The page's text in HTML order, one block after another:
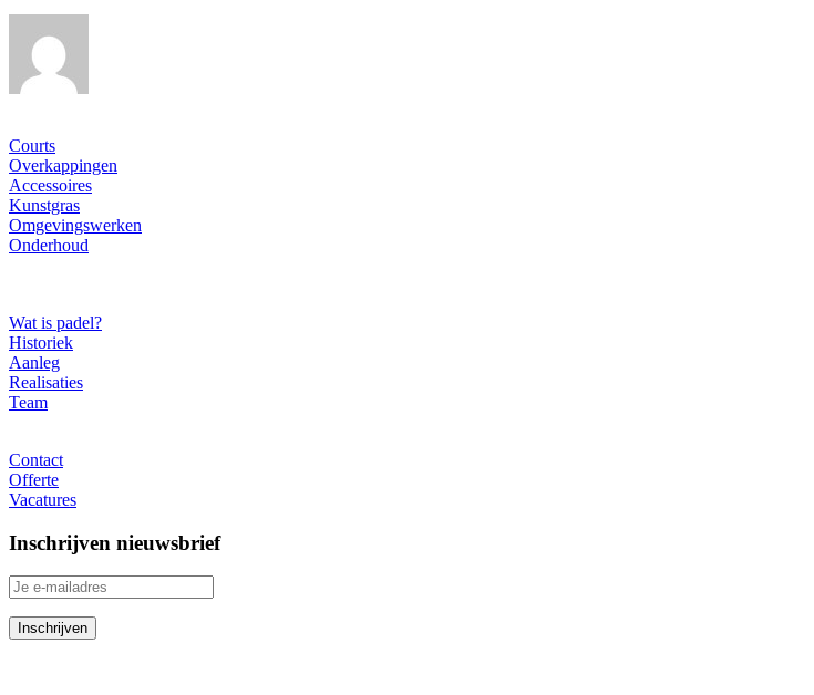
Courts
Overkappingen
Accessoires
Kunstgras
Omgevingswerken
Onderhoud
Wat is padel?
Historiek
Aanleg
Realisaties
Team
Contact
Offerte
Vacatures
Inschrijven nieuwsbrief